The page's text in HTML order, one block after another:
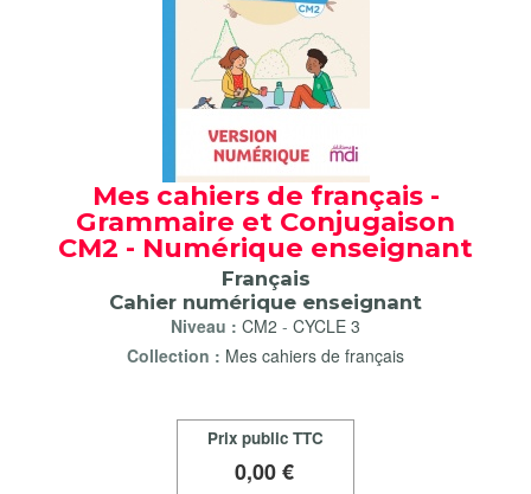
Mes cahiers de français -
Grammaire et Conjugaison
CM2 - Numérique enseignant
Français
Cahier numérique enseignant
Niveau : CM2 - CYCLE 3
Collection : Mes cahiers de français
Prix public TTC
0,00 €